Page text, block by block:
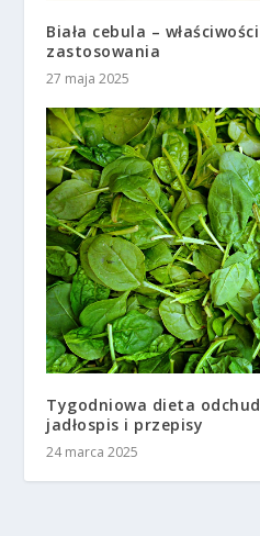
Biała cebula –
zastosowania
27 maja 2025
Tygodniowa dieta
jadłospis i przepisy
24 marca 2025